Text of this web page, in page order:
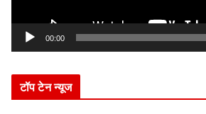
e
r
00:00
टॉप टेन न्यूज